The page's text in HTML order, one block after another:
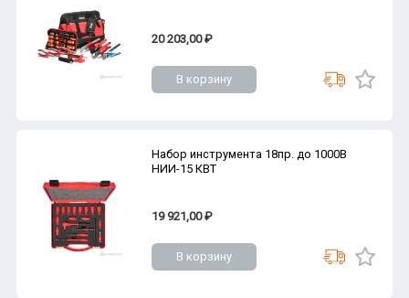
20 203,00 ₽
В корзину
Набор инструмента 18пр. до 1000В
НИИ-15 КВТ
19 921,00 ₽
В корзину